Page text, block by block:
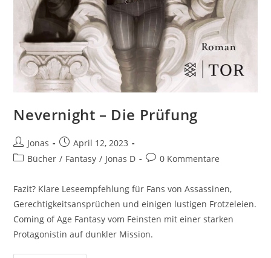
Nevernight – Die Prüfung
Jonas
April 12, 2023
Bücher / Fantasy / Jonas D 0 Kommentare
Fazit? Klare Leseempfehlung für Fans von Assassinen,
Gerechtigkeitsansprüchen und einigen lustigen Frotzeleien.
Coming of Age Fantasy vom Feinsten mit einer starken
Protagonistin auf dunkler Mission.